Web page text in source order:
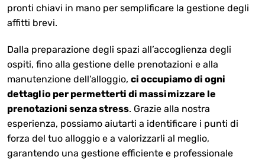
pronti chiavi in mano per semplificare la gestione degli
affitti brevi.
Dalla preparazione degli spazi all’accoglienza degli
ospiti, fino alla gestione delle prenotazioni e alla
manutenzione dell’alloggio, ci occupiamo di ogni
dettaglio per permetterti di massimizzare le
prenotazioni senza stress. Grazie alla nostra
esperienza, possiamo aiutarti a identificare i punti di
forza del tuo alloggio e a valorizzarli al meglio,
garantendo una gestione efficiente e professionale